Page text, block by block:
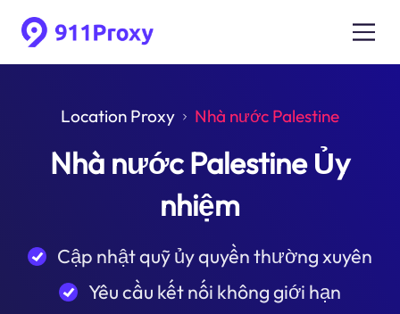
Location Proxy Nhà nước Palestine
Nhà nước Palestine Ủy
nhiệm
Cập nhật quỹ ủy quyền thường xuyên
Yêu cầu kết nối không giới hạn